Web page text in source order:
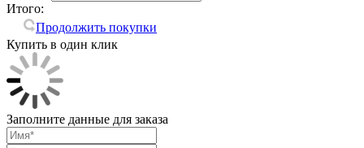
Итого:
Продолжить покупки
Купить в один клик
Заполните данные для заказа